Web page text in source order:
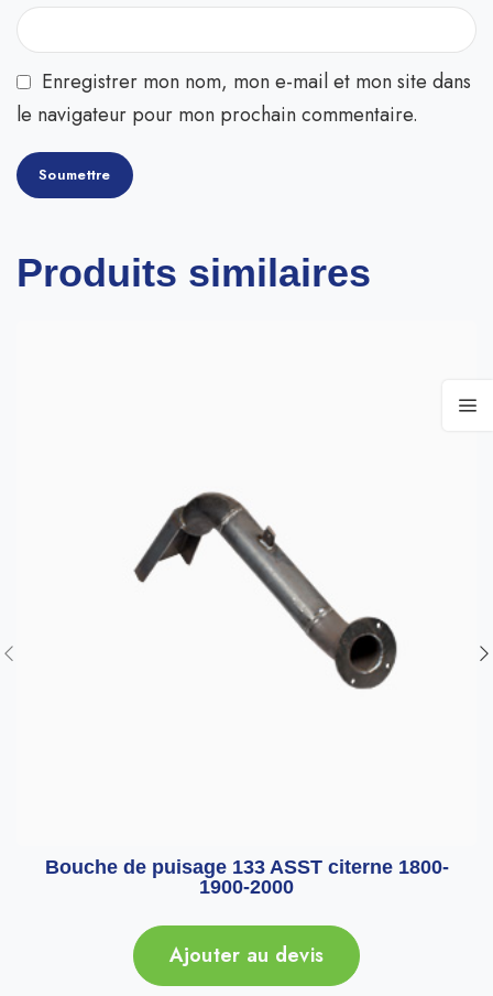
Enregistrer mon nom, mon e-mail et mon site dans
le navigateur pour mon prochain commentaire.
Produits similaires
Bouche de puisage 133 ASST citerne 1800-
1900-2000
Ajouter au devis